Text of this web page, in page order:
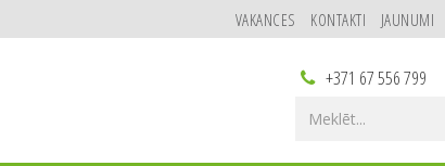
VAKANCES KONTAKTI JAUNUMI
+371 67 556 799